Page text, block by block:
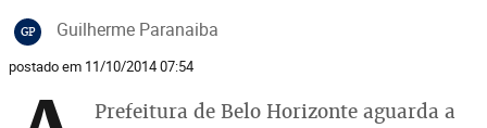
GP Guilherme Paranaiba
postado em 11/10/2014 07:54
Prefeitura de Belo Horizonte aguarda a